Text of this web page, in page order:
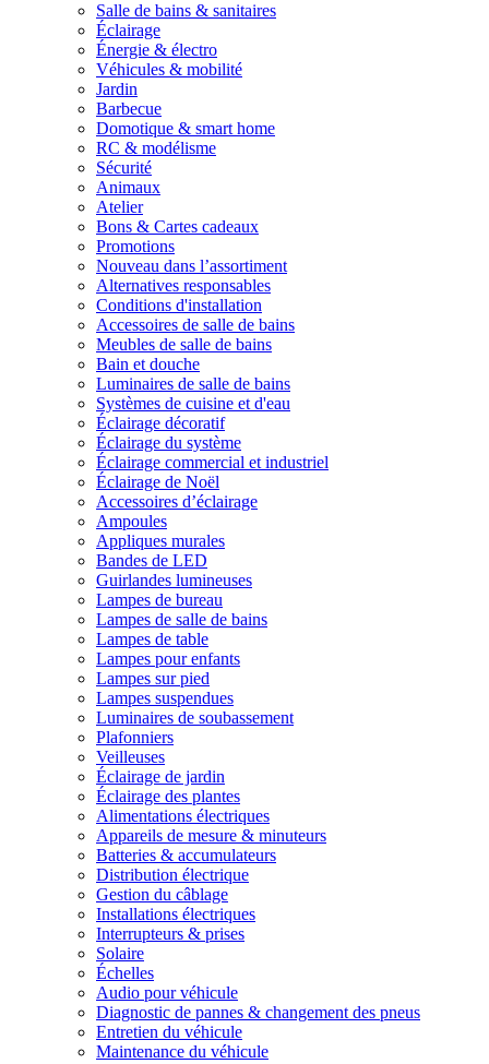
Salle de bains & sanitaires
Éclairage
Énergie & électro
Véhicules & mobilité
Jardin
Barbecue
Domotique & smart home
RC & modélisme
Sécurité
Animaux
Atelier
Bons & Cartes cadeaux
Promotions
Nouveau dans l’assortiment
Alternatives responsables
Conditions d'installation
Accessoires de salle de bains
Meubles de salle de bains
Bain et douche
Luminaires de salle de bains
Systèmes de cuisine et d'eau
Éclairage décoratif
Éclairage du système
Éclairage commercial et industriel
Éclairage de Noël
Accessoires d’éclairage
Ampoules
Appliques murales
Bandes de LED
Guirlandes lumineuses
Lampes de bureau
Lampes de salle de bains
Lampes de table
Lampes pour enfants
Lampes sur pied
Lampes suspendues
Luminaires de soubassement
Plafonniers
Veilleuses
Éclairage de jardin
Éclairage des plantes
Alimentations électriques
Appareils de mesure & minuteurs
Batteries & accumulateurs
Distribution électrique
Gestion du câblage
Installations électriques
Interrupteurs & prises
Solaire
Échelles
Audio pour véhicule
Diagnostic de pannes & changement des pneus
Entretien du véhicule
Maintenance du véhicule